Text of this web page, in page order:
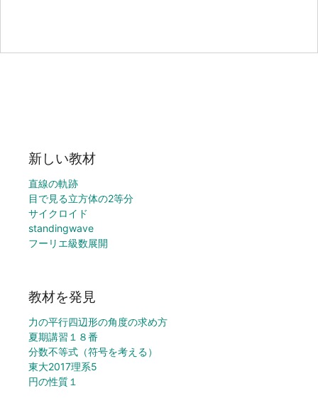
新しい教材
直線の軌跡
目で見る立方体の2等分
サイクロイド
standingwave
フーリエ級数展開
教材を発見
力の平行四辺形の角度の求め方
夏期講習１８番
分数不等式（符号を考える）
東大2017理系5
円の性質１